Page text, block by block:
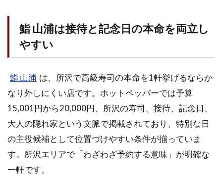
鮨 山浦は接待と記念日の本命を両立し
やすい
鮨 山浦 は、所沢で高級寿司の本命を1軒挙げるならか
なり外しにくい店です。ホットペッパーでは予算
15,001円から20,000円、所沢の寿司、接待、記念日、
大人の隠れ家という文脈で掲載されており、特別な日
の主役候補として位置づけやすい条件が揃っていま
す。所沢エリアで「わざわざ予約する意味」が明確な
一軒です。